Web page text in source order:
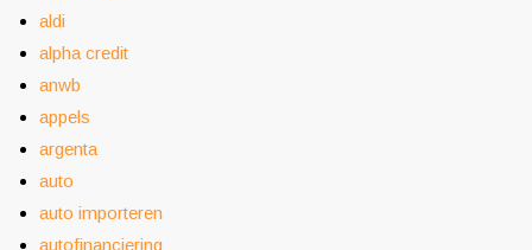
aldi
alpha credit
anwb
appels
argenta
auto
auto importeren
autofinanciering